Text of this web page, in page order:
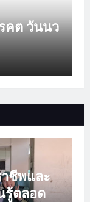
คต วันนว
าชีพและ
รู้ตลอด